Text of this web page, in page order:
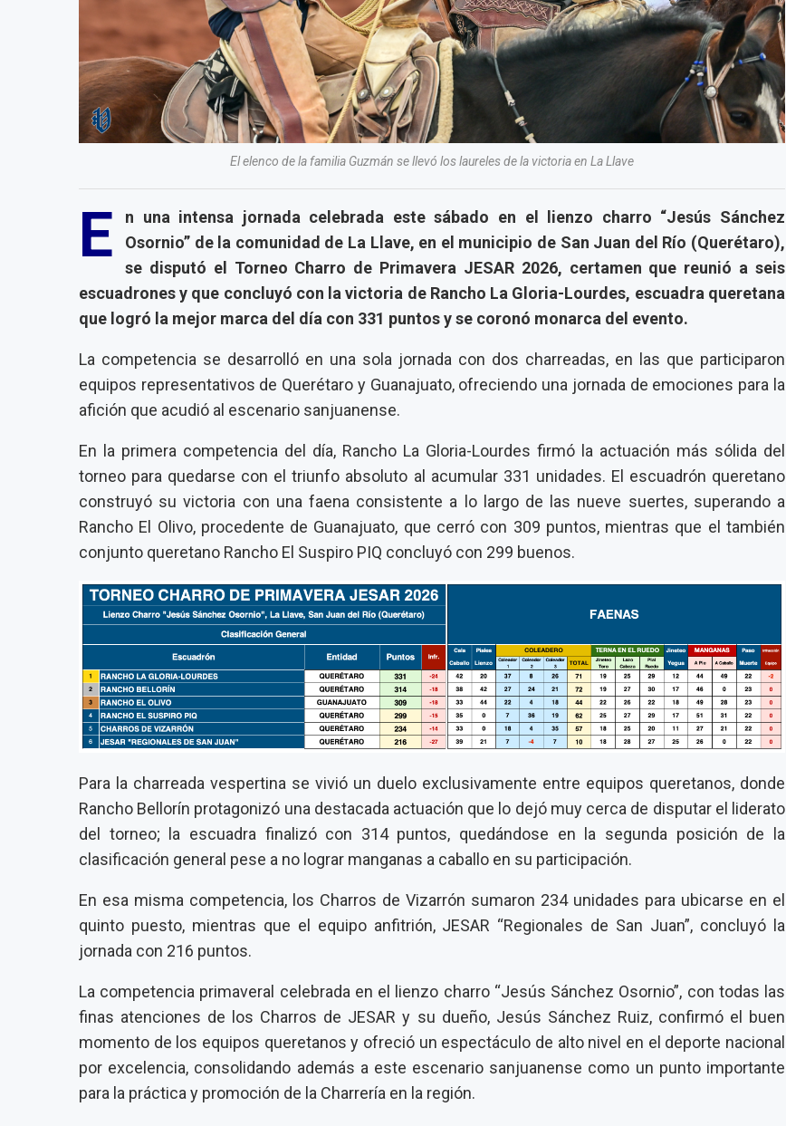
El elenco de la familia Guzmán se llevó los laureles de la victoria en La Llave
E
n una intensa jornada celebrada este sábado en el lienzo charro “Jesús Sánchez
Osornio” de la comunidad de La Llave, en el municipio de San Juan del Río (Querétaro),
se disputó el Torneo Charro de Primavera JESAR 2026, certamen que reunió a seis
escuadrones y que concluyó con la victoria de Rancho La Gloria-Lourdes, escuadra queretana
que logró la mejor marca del día con 331 puntos y se coronó monarca del evento.
La competencia se desarrolló en una sola jornada con dos charreadas, en las que participaron
equipos representativos de Querétaro y Guanajuato, ofreciendo una jornada de emociones para la
afición que acudió al escenario sanjuanense.
En la primera competencia del día, Rancho La Gloria-Lourdes firmó la actuación más sólida del
torneo para quedarse con el triunfo absoluto al acumular 331 unidades. El escuadrón queretano
construyó su victoria con una faena consistente a lo largo de las nueve suertes, superando a
Rancho El Olivo, procedente de Guanajuato, que cerró con 309 puntos, mientras que el también
conjunto queretano Rancho El Suspiro PIQ concluyó con 299 buenos.
Para la charreada vespertina se vivió un duelo exclusivamente entre equipos queretanos, donde
Rancho Bellorín protagonizó una destacada actuación que lo dejó muy cerca de disputar el liderato
del torneo; la escuadra finalizó con 314 puntos, quedándose en la segunda posición de la
clasificación general pese a no lograr manganas a caballo en su participación.
En esa misma competencia, los Charros de Vizarrón sumaron 234 unidades para ubicarse en el
quinto puesto, mientras que el equipo anfitrión, JESAR “Regionales de San Juan”, concluyó la
jornada con 216 puntos.
La competencia primaveral celebrada en el lienzo charro “Jesús Sánchez Osornio”, con todas las
finas atenciones de los Charros de JESAR y su dueño, Jesús Sánchez Ruiz, confirmó el buen
momento de los equipos queretanos y ofreció un espectáculo de alto nivel en el deporte nacional
por excelencia, consolidando además a este escenario sanjuanense como un punto importante
para la práctica y promoción de la Charrería en la región.